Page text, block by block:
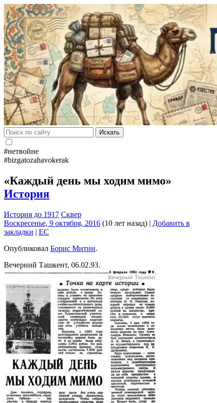
Искать
#нетвойне
#bizgatozahavokerak
«Каждый день мы ходим мимо»
История
История до 1917 Сквер
Воскресенье, 9 октября, 2016 (10 лет назад) | Добавить в
закладки | EC
Опубликовал Борис Митин.
Вечерний Ташкент, 06.02.93.